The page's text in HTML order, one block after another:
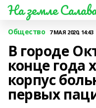
На земле
Общество 7 МАЯ 2020, 14:43
В городе
конце года
корпус
первых